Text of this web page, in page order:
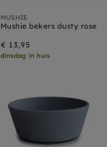
MUSHIE
Mushie bekers dusty rose
€ 13,95
dinsdag in huis